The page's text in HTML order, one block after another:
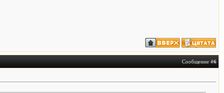
Сообщение #6